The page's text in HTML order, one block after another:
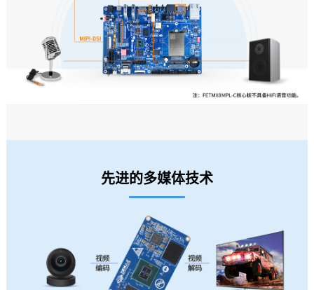
先进的多媒体技术